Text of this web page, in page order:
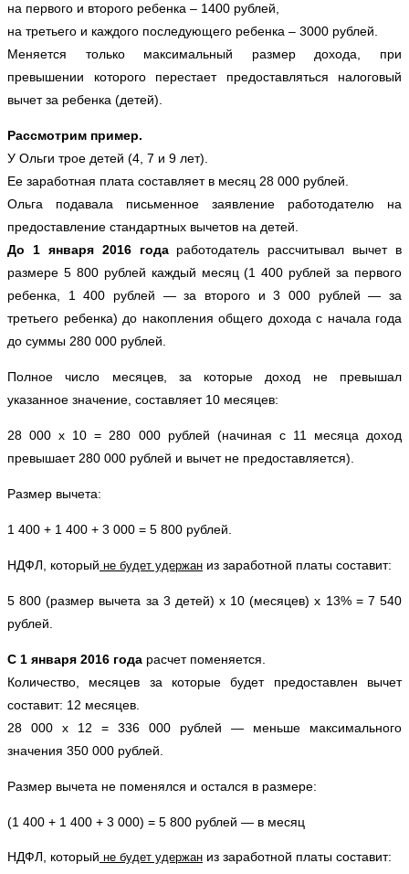
на первого и второго ребенка – 1400 рублей,
на третьего и каждого последующего ребенка – 3000 рублей.
Меняется только максимальный размер дохода, при
превышении которого перестает предоставляться налоговый
вычет за ребенка (детей).
Рассмотрим пример.
У Ольги трое детей (4, 7 и 9 лет).
Ее заработная плата составляет в месяц 28 000 рублей.
Ольга подавала письменное заявление работодателю на
предоставление стандартных вычетов на детей.
До 1 января 2016 года работодатель рассчитывал вычет в
размере 5 800 рублей каждый месяц (1 400 рублей за первого
ребенка, 1 400 рублей — за второго и 3 000 рублей — за
третьего ребенка) до накопления общего дохода с начала года
до суммы 280 000 рублей.
Полное число месяцев, за которые доход не превышал
указанное значение, составляет 10 месяцев:
28 000 х 10 = 280 000 рублей (начиная с 11 месяца доход
превышает 280 000 рублей и вычет не предоставляется).
Размер вычета:
1 400 + 1 400 + 3 000 = 5 800 рублей.
НДФЛ, который не будет удержан из заработной платы составит:
5 800 (размер вычета за 3 детей) х 10 (месяцев) х 13% = 7 540
рублей.
С 1 января 2016 года расчет поменяется.
Количество, месяцев за которые будет предоставлен вычет
составит: 12 месяцев.
28 000 х 12 = 336 000 рублей — меньше максимального
значения 350 000 рублей.
Размер вычета не поменялся и остался в размере:
(1 400 + 1 400 + 3 000) = 5 800 рублей — в месяц
НДФЛ, который не будет удержан из заработной платы составит: